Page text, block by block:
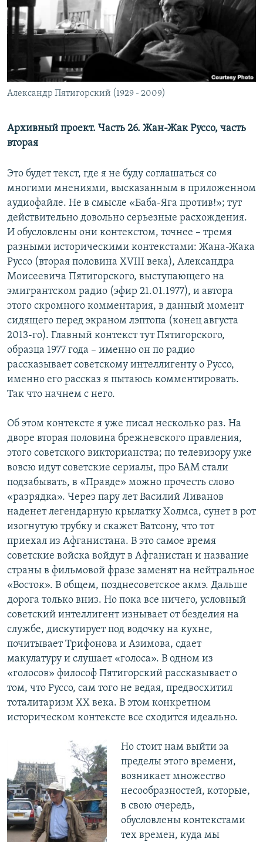
РАСПИСАНИЕ ВЕЩАНИЯ
ПОДПИШИТЕСЬ НА РАССЫЛКУ
СОЦИАЛЬНЫЕ СЕТИ
Все сайты РСЕ/РС
Александр Пятигорский (1929 - 2009)
Архивный проект. Часть 26. Жан-Жак Руссо, часть
вторая
Это будет текст, где я не буду соглашаться со
многими мнениями, высказанным в приложенном
аудиофайле. Не в смысле «Баба-Яга против!»; тут
действительно довольно серьезные расхождения.
И обусловлены они контекстом, точнее – тремя
разными историческими контекстами: Жана-Жака
Руссо (вторая половина XVIII века), Александра
Моисеевича Пятигорского, выступающего на
эмигрантском радио (эфир 21.01.1977), и автора
этого скромного комментария, в данный момент
сидящего перед экраном лэптопа (конец августа
2013-го). Главный контекст тут Пятигорского,
образца 1977 года – именно он по радио
рассказывает советскому интеллигенту о Руссо,
именно его рассказ я пытаюсь комментировать.
Так что начнем с него.
Об этом контексте я уже писал несколько раз. На
дворе вторая половина брежневского правления,
этого советского викторианства; по телевизору уже
вовсю идут советские сериалы, про БАМ стали
подзабывать, в «Правде» можно прочесть слово
«разрядка». Через пару лет Василий Ливанов
наденет легендарную крылатку Холмса, сунет в рот
изогнутую трубку и скажет Ватсону, что тот
приехал из Афганистана. В это самое время
советские войска войдут в Афганистан и название
страны в фильмовой фразе заменят на нейтральное
«Восток». В общем, позднесоветское акмэ. Дальше
дорога только вниз. Но пока все ничего, условный
советский интеллигент изнывает от безделия на
службе, дискутирует под водочку на кухне,
почитывает Трифонова и Азимова, сдает
макулатуру и слушает «голоса». В одном из
«голосов» философ Пятигорский рассказывает о
том, что Руссо, сам того не ведая, предвосхитил
тоталитаризм XX века. В этом конкретном
историческом контексте все сходится идеально.
Но стоит нам выйти за
пределы этого времени,
возникает множество
несообразностей, которые,
в свою очередь,
обусловлены контекстами
тех времен, куда мы